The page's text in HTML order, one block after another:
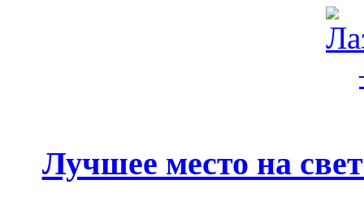
Лучшее место на